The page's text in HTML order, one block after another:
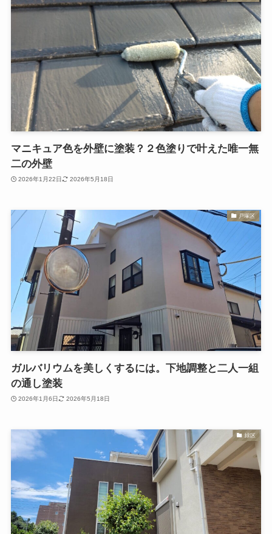
マニキュア色を外壁に塗装？２色塗りで叶えた唯一無
二の外壁
2026年1月22日 2026年5月18日
戸塚区
ガルバリウムを美しくするには。下地調整と二人一組
の通し塗装
2026年1月6日 2026年5月18日
緑区